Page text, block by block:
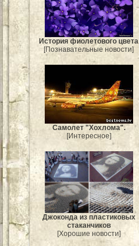
История фиолетового цвета
[Познавательные новости]
Самолет "Хохлома".
[Интересное]
Джоконда из пластиковых
стаканчиков
[Хорошие новости]